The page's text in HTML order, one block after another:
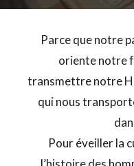
Parce que notre
oriente notre
transmettre notre
qui nous
Pour éveiller la